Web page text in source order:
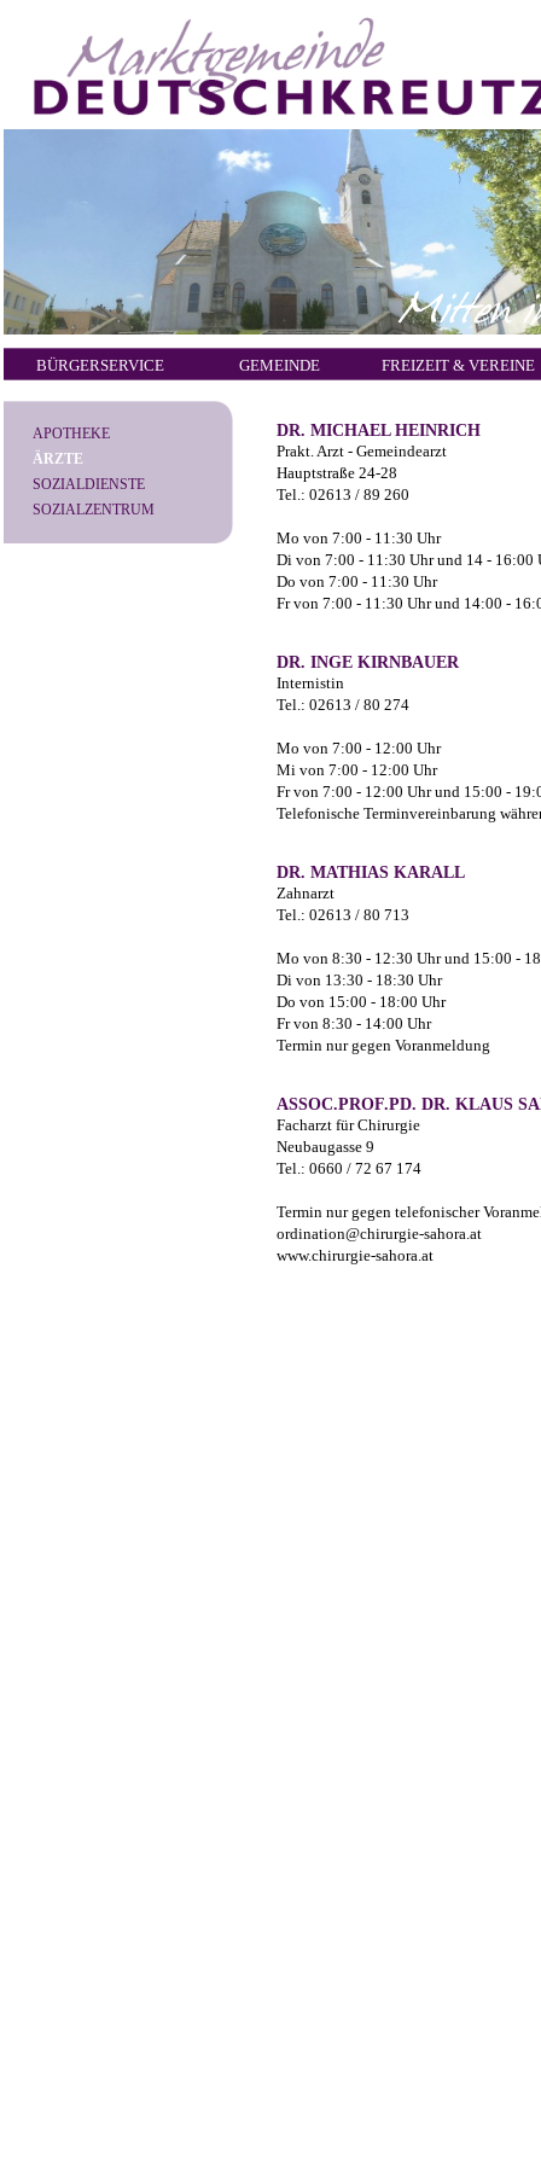
BÜRGERSERVICE GEMEINDE FREIZEIT & VEREINE
APOTHEKE
ÄRZTE
SOZIALDIENSTE
SOZIALZENTRUM
DR. MICHAEL HEINRICH
Prakt. Arzt - Gemeindearzt
Hauptstraße 24-28
Tel.: 02613 / 89 260
Mo von 7:00 - 11:30 Uhr
Di von 7:00 - 11:30 Uhr und 14 - 16:00
Do von 7:00 - 11:30 Uhr
Fr von 7:00 - 11:30 Uhr und 14:00 -
DR. INGE KIRNBAUER
Internistin
Tel.: 02613 / 80 274
Mo von 7:00 - 12:00 Uhr
Mi von 7:00 - 12:00 Uhr
Fr von 7:00 - 12:00 Uhr und 15:00 -
Telefonische Terminvereinbarung
DR. MATHIAS KARALL
Zahnarzt
Tel.: 02613 / 80 713
Mo von 8:30 - 12:30 Uhr und 15:00 -
Di von 13:30 - 18:30 Uhr
Do von 15:00 - 18:00 Uhr
Fr von 8:30 - 14:00 Uhr
Termin nur gegen Voranmeldung
ASSOC.PROF.PD. DR. KLAUS
Facharzt für Chirurgie
Neubaugasse 9
Tel.: 0660 / 72 67 174
Termin nur gegen telefonischer
ordination@chirurgie-sahora.at
www.chirurgie-sahora.at